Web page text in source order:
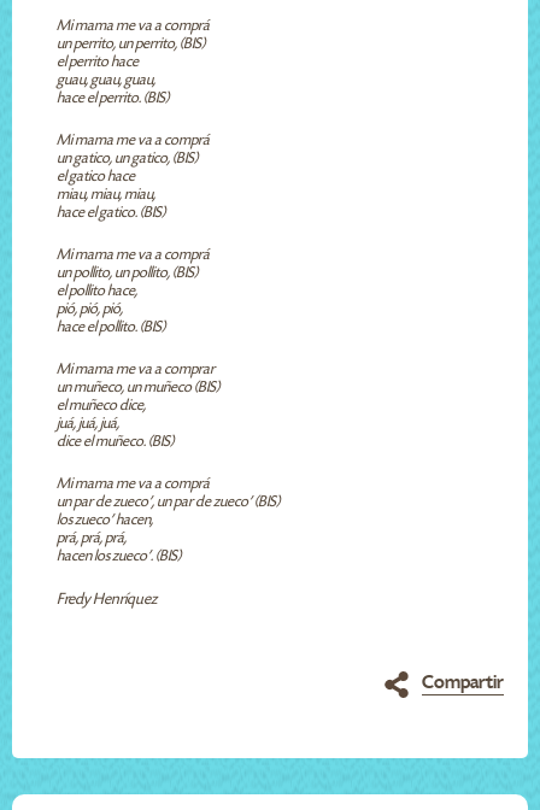
Mi mama me va a comprá
un perrito, un perrito, (BIS)
el perrito hace
guau, guau, guau,
hace el perrito. (BIS)
Mi mama me va a comprá
un gatico, un gatico, (BIS)
el gatico hace
miau, miau, miau,
hace el gatico. (BIS)
Mi mama me va a comprá
un pollito, un pollito, (BIS)
el pollito hace,
pió, pió, pió,
hace el pollito. (BIS)
Mi mama me va a comprar
un muñeco, un muñeco (BIS)
el muñeco dice,
juá, juá, juá,
dice el muñeco. (BIS)
Mi mama me va a comprá
un par de zueco’, un par de zueco’ (BIS)
los zueco’ hacen,
prá, prá, prá,
hacen los zueco’. (BIS)
Fredy Henríquez
Compartir